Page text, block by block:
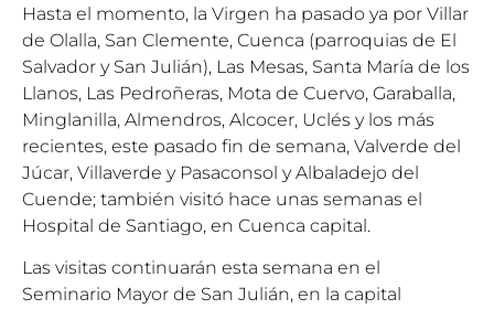
Hasta el momento, la Virgen ha pasado ya por Villar
de Olalla, San Clemente, Cuenca (parroquias de El
Salvador y San Julián), Las Mesas, Santa María de los
Llanos, Las Pedroñeras, Mota de Cuervo, Garaballa,
Minglanilla, Almendros, Alcocer, Uclés y los más
recientes, este pasado fin de semana, Valverde del
Júcar, Villaverde y Pasaconsol y Albaladejo del
Cuende; también visitó hace unas semanas el
Hospital de Santiago, en Cuenca capital.
Las visitas continuarán esta semana en el
Seminario Mayor de San Julián, en la capital